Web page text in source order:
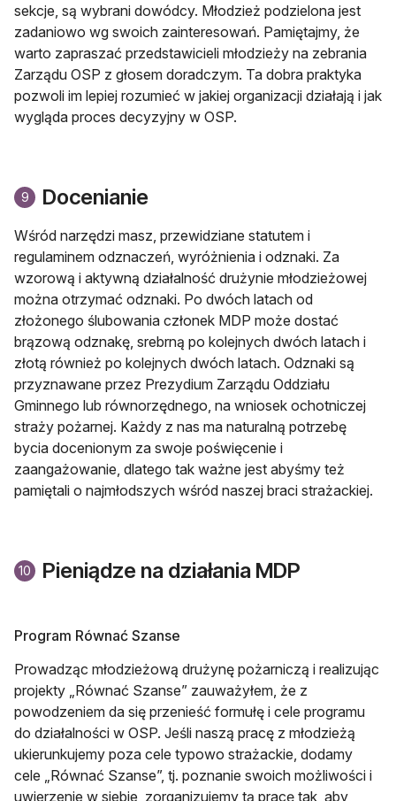
sekcje, są wybrani dowódcy. Młodzież podzielona jest
zadaniowo wg swoich zainteresowań. Pamiętajmy, że
warto zapraszać przedstawicieli młodzieży na zebrania
Zarządu OSP z głosem doradczym. Ta dobra praktyka
pozwoli im lepiej rozumieć w jakiej organizacji działają i jak
wygląda proces decyzyjny w OSP.
9 Docenianie
Wśród narzędzi masz, przewidziane statutem i
regulaminem odznaczeń, wyróżnienia i odznaki. Za
wzorową i aktywną działalność drużynie młodzieżowej
można otrzymać odznaki. Po dwóch latach od
złożonego ślubowania członek MDP może dostać
brązową odznakę, srebrną po kolejnych dwóch latach i
złotą również po kolejnych dwóch latach. Odznaki są
przyznawane przez Prezydium Zarządu Oddziału
Gminnego lub równorzędnego, na wniosek ochotniczej
straży pożarnej. Każdy z nas ma naturalną potrzebę
bycia docenionym za swoje poświęcenie i
zaangażowanie, dlatego tak ważne jest abyśmy też
pamiętali o najmłodszych wśród naszej braci strażackiej.
10 Pieniądze na działania MDP
Program Równać Szanse
Prowadząc młodzieżową drużynę pożarniczą i realizując
projekty „Równać Szanse” zauważyłem, że z
powodzeniem da się przenieść formułę i cele programu
do działalności w OSP. Jeśli naszą pracę z młodzieżą
ukierunkujemy poza cele typowo strażackie, dodamy
cele „Równać Szanse”, tj. poznanie swoich możliwości i
uwierzenie w siebie, zorganizujemy tą pracę tak, aby